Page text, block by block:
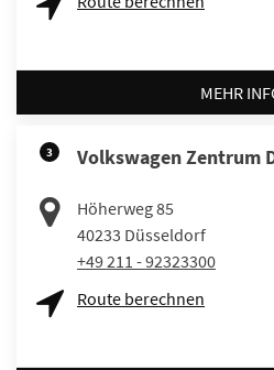
MEHR
3 Volkswagen Zentrum
Höherweg 85
40233 Düsseldorf
+49 211 - 92323300
Route berechnen